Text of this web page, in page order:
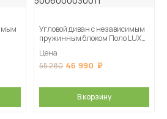
Угловой диван с независимым
пружинным блоком Поло LUX
Цена
55 280 46 990
В корзину